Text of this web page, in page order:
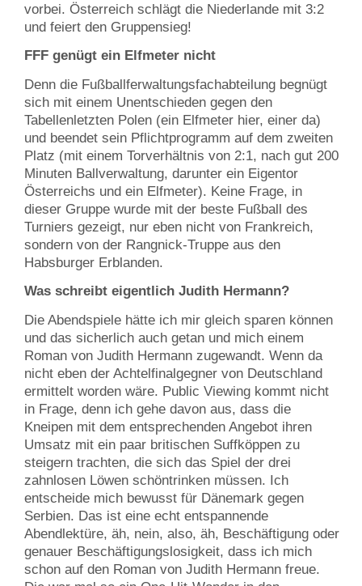
vorbei. Österreich schlägt die Niederlande mit 3:2
und feiert den Gruppensieg!
FFF genügt ein Elfmeter nicht
Denn die Fußballferwaltungsfachabteilung begnügt
sich mit einem Unentschieden gegen den
Tabellenletzten Polen (ein Elfmeter hier, einer da)
und beendet sein Pflichtprogramm auf dem zweiten
Platz (mit einem Torverhältnis von 2:1, nach gut 200
Minuten Ballverwaltung, darunter ein Eigentor
Österreichs und ein Elfmeter). Keine Frage, in
dieser Gruppe wurde mit der beste Fußball des
Turniers gezeigt, nur eben nicht von Frankreich,
sondern von der Rangnick-Truppe aus den
Habsburger Erblanden.
Was schreibt eigentlich Judith Hermann?
Die Abendspiele hätte ich mir gleich sparen können
und das sicherlich auch getan und mich einem
Roman von Judith Hermann zugewandt. Wenn da
nicht eben der Achtelfinalgegner von Deutschland
ermittelt worden wäre. Public Viewing kommt nicht
in Frage, denn ich gehe davon aus, dass die
Kneipen mit dem entsprechenden Angebot ihren
Umsatz mit ein paar britischen Suffköppen zu
steigern trachten, die sich das Spiel der drei
zahnlosen Löwen schöntrinken müssen. Ich
entscheide mich bewusst für Dänemark gegen
Serbien. Das ist eine echt entspannende
Abendlektüre, äh, nein, also, äh, Beschäftigung oder
genauer Beschäftigungslosigkeit, dass ich mich
schon auf den Roman von Judith Hermann freue.